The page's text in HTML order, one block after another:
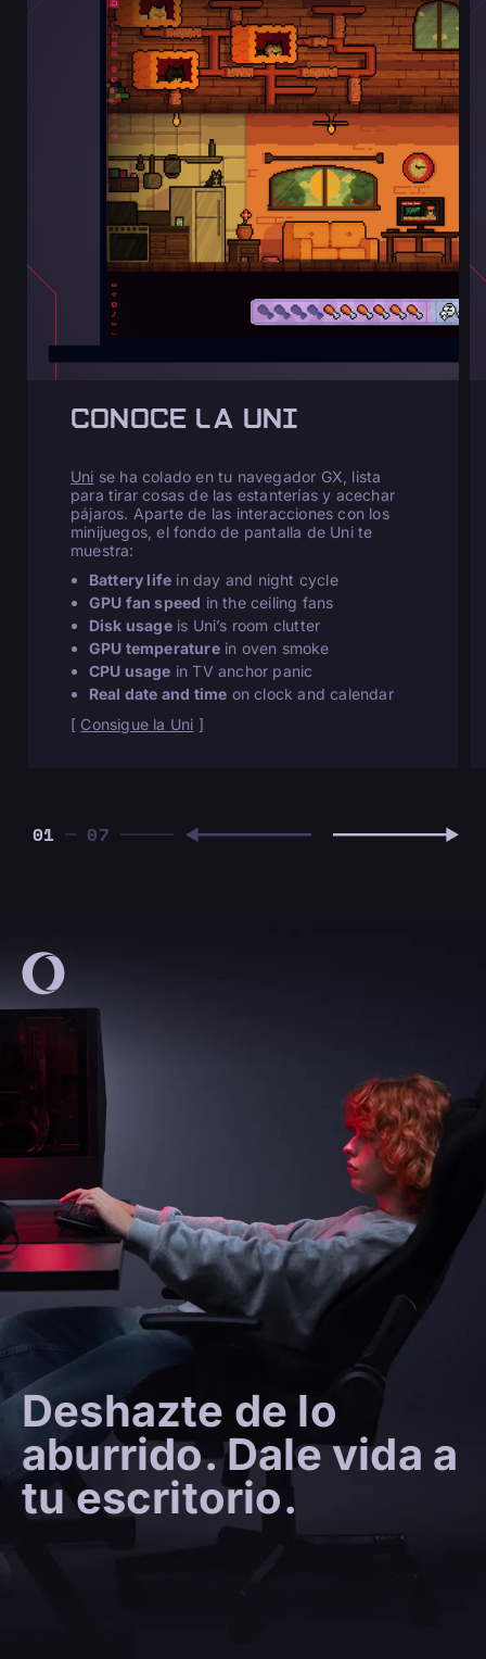
CONOCE LA UNI
Uni se ha colado en tu navegador GX, lista
para tirar cosas de las estanterías y acechar
pájaros. Aparte de las interacciones con los
minijuegos, el fondo de pantalla de Uni te
muestra:
Battery life in day and night cycle
GPU fan speed in the ceiling fans
Disk usageis Uni’s room clutter
GPU temperaturein oven smoke
CPU usage in TV anchor panic
Real date and time on clock and calendar
[ Consigue la Uni ]
01
Deshazte de lo
aburrido. Dale vida a
tu escritorio.